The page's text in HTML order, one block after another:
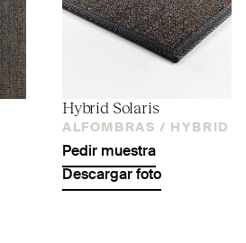
Hybrid Solaris
ALFOMBRAS / HYBRID
Pedir muestra
Descargar foto